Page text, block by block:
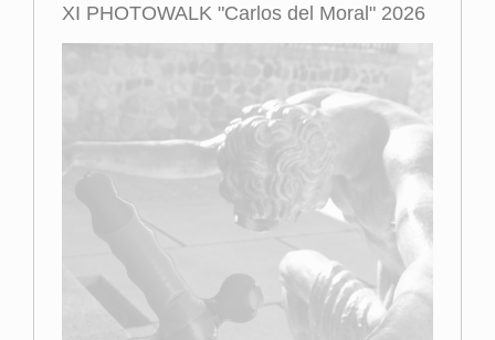
XI PHOTOWALK "Carlos del Moral" 2026